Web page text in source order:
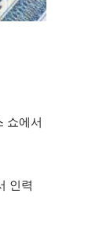
쇼에서
인력